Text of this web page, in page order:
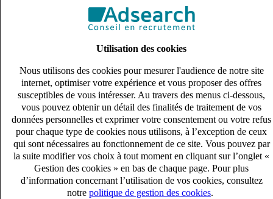
Utilisation des cookies
Nous utilisons des cookies pour mesurer l'audience de notre site
internet, optimiser votre expérience et vous proposer des offres
susceptibles de vous intéresser. Au travers des menus ci-dessous,
vous pouvez obtenir un détail des finalités de traitement de vos
données personnelles et exprimer votre consentement ou votre refus
pour chaque type de cookies nous utilisons, à l’exception de ceux
qui sont nécessaires au fonctionnement de ce site. Vous pouvez par
la suite modifier vos choix à tout moment en cliquant sur l’onglet «
Gestion des cookies » en bas de chaque page. Pour plus
d’information concernant l’utilisation de vos cookies, consultez
notre politique de gestion des cookies
s'adapter à vos besoin en recrutement
10 univers
connaître votre secteur et ses enjeux
12 bureaux en France
proximité avec nos clients et nos talents
6 solutions
s'adapter à vos besoin en recrutement
10 univers
connaître votre secteur et ses enjeux